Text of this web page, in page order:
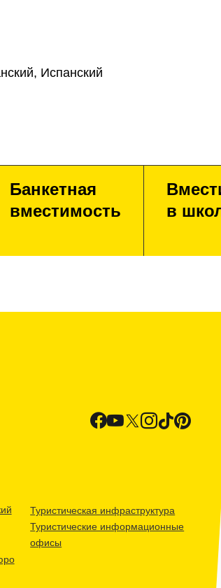
Испанский
Банкетная
вместимость
в
Туристическая инфраструктура
Туристические информационные
офисы